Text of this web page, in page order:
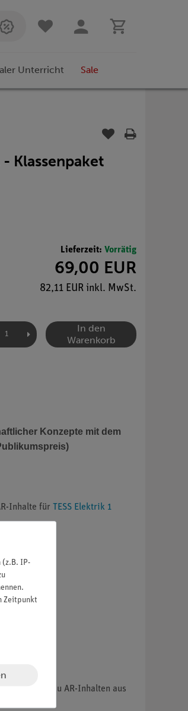
Unterricht Sale
Klassenpaket
Lieferzeit: Vorrätig
69,00 EUR
82,11 EUR inkl. MwSt.
In den
Warenkorb
Konzepte mit dem
Inhalte für TESS Elektrik 1
Zugängen zu AR-Inhalten aus
(z.B. IP-
Zeitpunkt